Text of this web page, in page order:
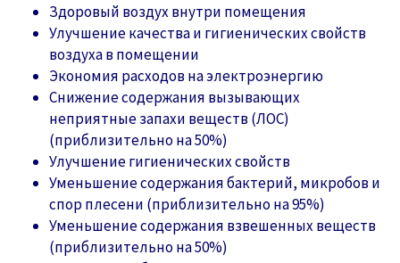
Здоровый воздух внутри помещения
Улучшение качества и гигиенических свойств
воздуха в помещении
Экономия расходов на электроэнергию
Снижение содержания вызывающих
неприятные запахи веществ (ЛОС)
(приблизительно на 50%)
Улучшение гигиенических свойств
Уменьшение содержания бактерий, микробов и
спор плесени (приблизительно на 95%)
Уменьшение содержания взвешенных веществ
(приблизительно на 50%)